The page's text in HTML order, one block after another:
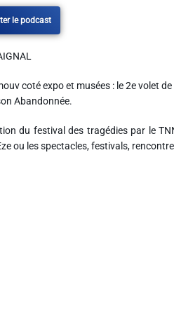
le podcast
coté expo et musées : le 2e volet
Abandonnée.
du festival des tragédies par le
ou les spectacles, festivals,